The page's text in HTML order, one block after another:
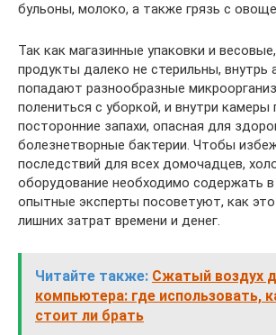
бульоны, молоко, а также грязь с
Так как магазинные упаковки и
продукты далеко не стерильны, внутрь
попадают разнообразные
полениться с уборкой, и внутри камеры
посторонние запахи, опасная для
болезнетворные бактерии. Чтобы
последствий для всех домочадцев,
оборудование необходимо содержать
опытные эксперты посоветуют, как
лишних затрат времени и денег.
Читайте также: Сжатый воздух
компьютера: где использовать,
стоит ли брать